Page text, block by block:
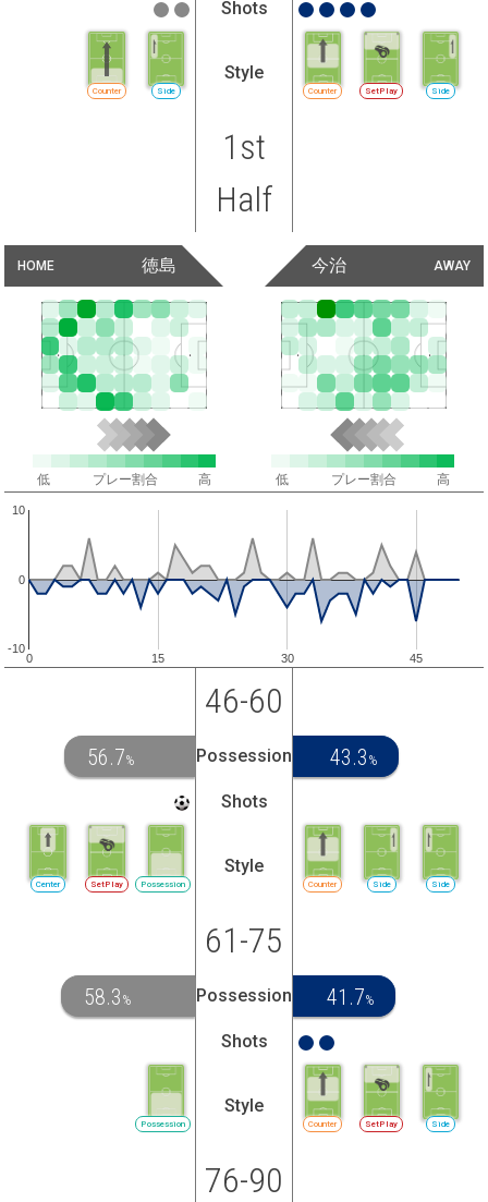
Shots
Side
Counter
Style
Counter SetPlay Side
1st
Half
HOME 徳島 AWAY
今治
低 プレー割合 高 低 プレー割合 高
0 15 30 45
-10
0
10
46-60
56.7% Possession 43.3 %
Shots
Possession
SetPlay
Center
Style
Counter Side Side
61-75
58.3 % Possession 41.7%
Shots
Possession
Style
Counter SetPlay Side
76-90